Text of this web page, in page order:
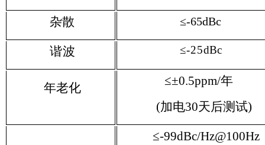
杂散 ≤-65dBc
谐波 ≤-25dBc
年老化 ≤±0.5ppm/年
(加电30天后测试)
≤-99dBc/Hz@100Hz